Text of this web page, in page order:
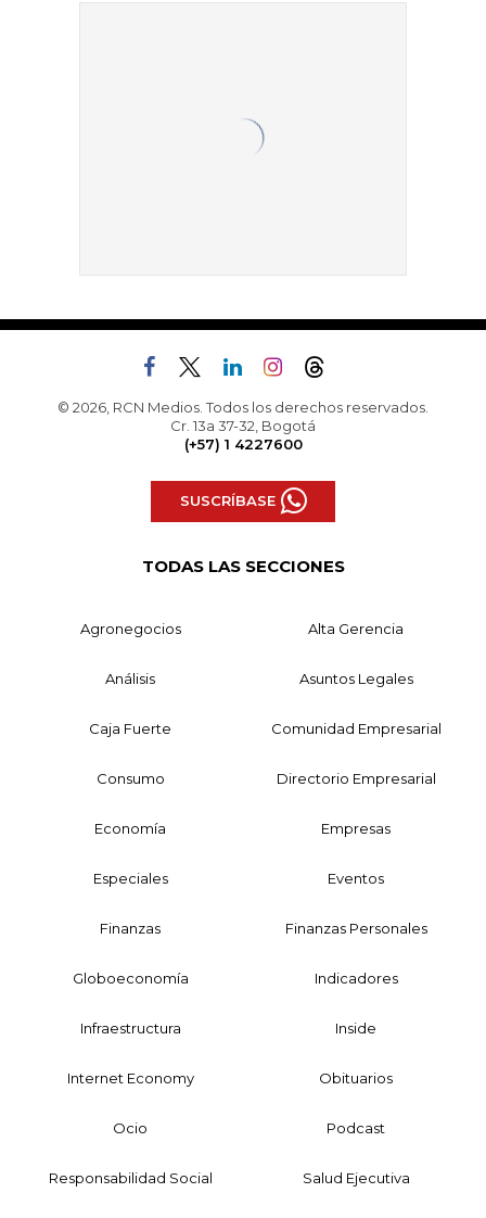
© 2026, RCN Medios. Todos los derechos reservados.
Cr. 13a 37-32, Bogotá
(+57) 1 4227600
SUSCRÍBASE
TODAS LAS SECCIONES
Agronegocios Alta Gerencia
Análisis Asuntos Legales
Caja Fuerte Comunidad Empresarial
Consumo Directorio Empresarial
Economía Empresas
Especiales Eventos
Finanzas Finanzas Personales
Globoeconomía Indicadores
Infraestructura Inside
Internet Economy Obituarios
Ocio Podcast
Responsabilidad Social Salud Ejecutiva